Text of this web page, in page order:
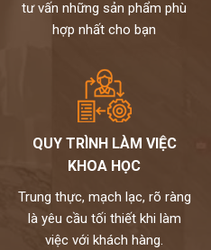
tư vấn những sản phẩm phù
hợp nhất cho bạn
QUY TRÌNH LÀM VIỆC
KHOA HỌC
Trung thực, mạch lạc, rõ ràng
là yêu cầu tối thiết khi làm
việc với khách hàng.